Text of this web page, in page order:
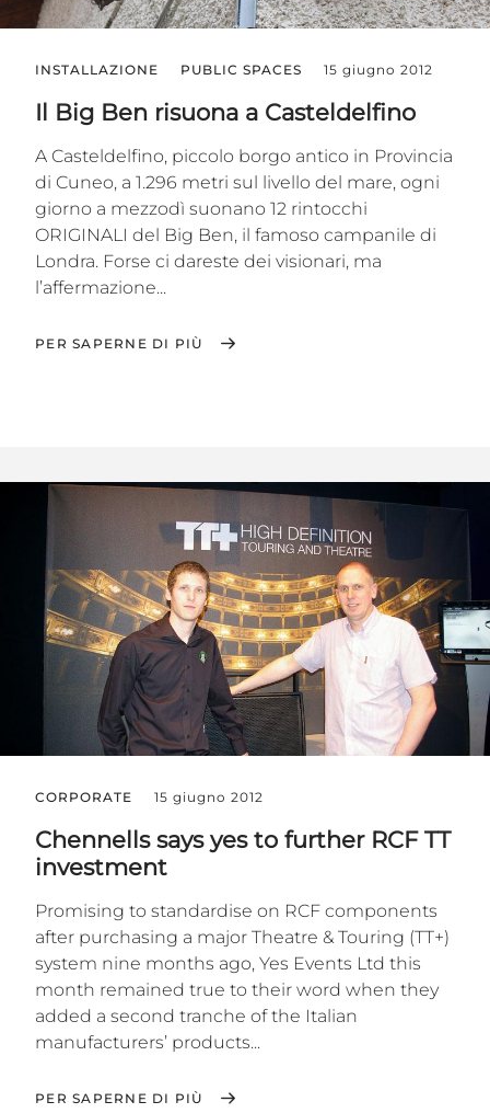
INSTALLAZIONE PUBLIC SPACES 15 giugno 2012
Il Big Ben risuona a Casteldelfino
A Casteldelfino, piccolo borgo antico in Provincia
di Cuneo, a 1.296 metri sul livello del mare, ogni
giorno a mezzodì suonano 12 rintocchi
ORIGINALI del Big Ben, il famoso campanile di
Londra. Forse ci dareste dei visionari, ma
l’affermazione...
PER SAPERNE DI PIÙ
CORPORATE 15 giugno 2012
Chennells says yes to further RCF TT
investment
Promising to standardise on RCF components
after purchasing a major Theatre & Touring (TT+)
system nine months ago, Yes Events Ltd this
month remained true to their word when they
added a second tranche of the Italian
manufacturers’ products...
PER SAPERNE DI PIÙ